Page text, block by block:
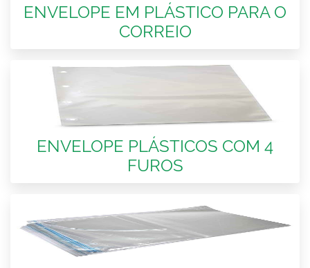
ENVELOPE EM PLÁSTICO PARA O
CORREIO
ENVELOPE PLÁSTICOS COM 4
FUROS